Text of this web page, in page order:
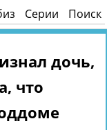
Серии Поиск
дочь,
что